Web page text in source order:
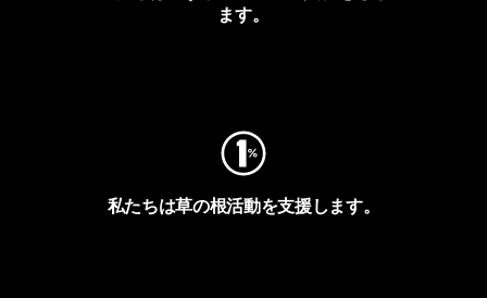
ます。
私たちは草の根活動を支援します。